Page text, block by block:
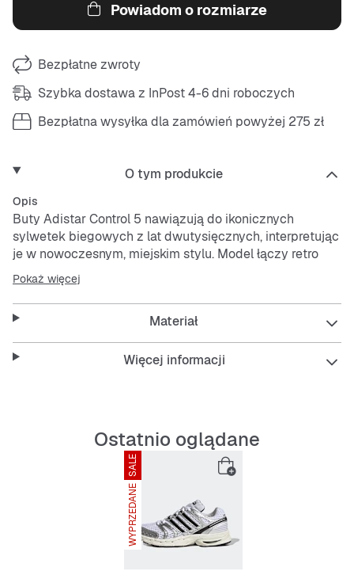
Powiadom o rozmiarze
Bezpłatne zwroty
Szybka dostawa z InPost 4-6 dni roboczych
Bezpłatna wysyłka dla zamówień powyżej 275 zł
O tym produkcie
Opis
Buty Adistar Control 5 nawiązują do ikonicznych
sylwetek biegowych z lat dwutysięcznych, interpretując
je w nowoczesnym, miejskim stylu. Model łączy retro
estetykę obuwia performance z codziennym komfortem,
przenosząc sportowe DNA biegania do współczesnych
stylizacji.
Zaprojektowane z myślą o wygodnym i adaptacyjnym
dopasowaniu, wspierają naturalny ruch i zapewniają
konstrukcji pomaga utrzymać uczucie świeżości, a
metaliczne nakładki nadają całości nowoczesny akcent.
Wytrzymała gumowa podeszwa zewnętrzna gwarantuje
niezawodną przyczepność podczas poruszania się po
miejskich ulicach i odkrywania nowych tras.
To nie tylko obuwie, lecz także kontynuacja dziedzictwa
innowacji i charakterystycznego stylu.
Pokaż więcej
Materiał
Więcej informacji
Ostatnio oglądane
SALE
WYPRZEDANE